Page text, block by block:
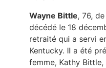
Wayne Bittle, 76,
décédé le 18
retraité qui a servi
Kentucky. Il a été
femme, Kathy